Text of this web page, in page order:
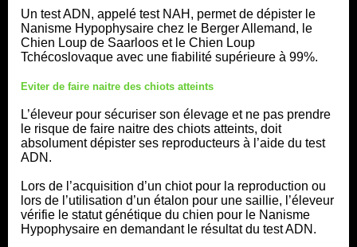
Un test ADN, appelé test NAH, permet de dépister le
Nanisme Hypophysaire chez le Berger Allemand, le
Chien Loup de Saarloos et le Chien Loup
Tchécoslovaque avec une fiabilité supérieure à 99%.
Eviter de faire naitre des chiots atteints
L’éleveur pour sécuriser son élevage et ne pas prendre
le risque de faire naitre des chiots atteints, doit
absolument dépister ses reproducteurs à l’aide du test
ADN.
Lors de l’acquisition d’un chiot pour la reproduction ou
lors de l’utilisation d’un étalon pour une saillie, l’éleveur
vérifie le statut génétique du chien pour le Nanisme
Hypophysaire en demandant le résultat du test ADN.